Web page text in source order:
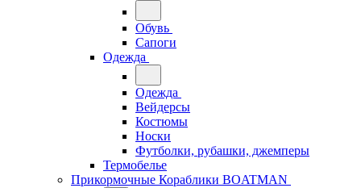
Обувь
Сапоги
Одежда
Одежда
Вейдерсы
Костюмы
Носки
Футболки, рубашки, джемперы
Термобелье
Прикормочные Кораблики BOATMAN